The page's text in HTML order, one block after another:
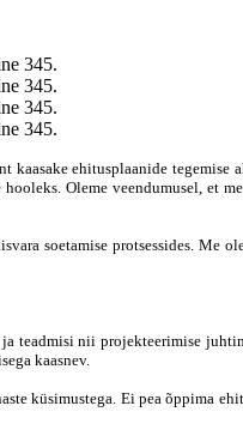
345.
345.
345.
345.
ehitusplaanide tegemise
Oleme veendumusel, et
soetamise protsessides. Me
teadmisi nii projekteerimise
kaasnev.
küsimustega. Ei pea õppima